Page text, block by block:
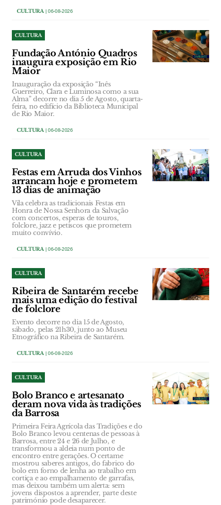
CULTURA| 06-08-2026
CULTURA
Fundação António Quadros
inaugura exposição em Rio
Maior
Inauguração da exposição “Inês
Guerreiro, Clara e Luminosa como a sua
Alma” decorre no dia 5 de Agosto, quarta-
feira, no edifício da Biblioteca Municipal
de Rio Maior.
CULTURA| 06-08-2026
CULTURA
Festas em Arruda dos Vinhos
arrancam hoje e prometem
13 dias de animação
Vila celebra as tradicionais Festas em
Honra de Nossa Senhora da Salvação
com concertos, esperas de touros,
folclore, jazz e petiscos que prometem
muito convívio.
CULTURA| 06-08-2026
CULTURA
Ribeira de Santarém recebe
mais uma edição do festival
de folclore
Evento decorre no dia 15 de Agosto,
sábado, pelas 21h30, junto ao Museu
Etnográfico na Ribeira de Santarém.
CULTURA| 06-08-2026
CULTURA
Bolo Branco e artesanato
deram nova vida às tradições
da Barrosa
Primeira Feira Agrícola das Tradições e do
Bolo Branco levou centenas de pessoas à
Barrosa, entre 24 e 26 de Julho, e
transformou a aldeia num ponto de
encontro entre gerações. O certame
mostrou saberes antigos, do fabrico do
bolo em forno de lenha ao trabalho em
cortiça e ao empalhamento de garrafas,
mas deixou também um alerta: sem
jovens dispostos a aprender, parte deste
património pode desaparecer.